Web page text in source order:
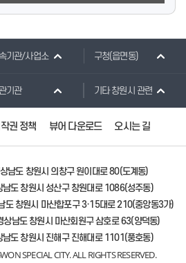
기관/사업소 구청(읍면동)
기관 기타 창원시 관련
권 정책 뷰어 다운로드 오시는 길
남도 창원시 의창구 원이대로 80(도계동)
도 창원시 성산구 창원대로 1086(성주동)
도 창원시 마산합포구 3·15대로 210(중앙동3가)
남도 창원시 마산회원구 삼호로 63(양덕동)
도 창원시 진해구 진해대로 1101(풍호동)
SPECIAL CITY. ALL RIGHTS RESERVED.